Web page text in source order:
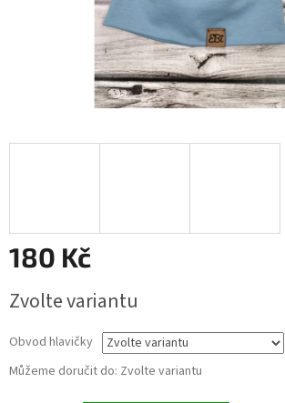
180 Kč
cena:
Zvolte variantu
Obvod hlavičky
Můžeme doručit do: Zvolte variantu